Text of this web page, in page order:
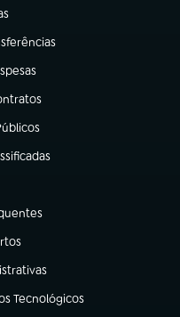
aba)
aba)
aba)
nova aba)
aba)
Tecnológicos